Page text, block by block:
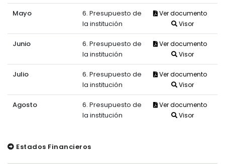
Mayo
6. Presupuesto de
la institución
Ver documento
Visor
Junio
6. Presupuesto de
la institución
Ver documento
Visor
Julio
6. Presupuesto de
la institución
Ver documento
Visor
Agosto
6. Presupuesto de
la institución
Ver documento
Visor
Estados Financieros